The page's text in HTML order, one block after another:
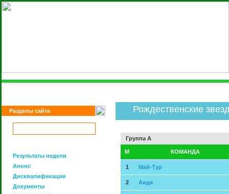
Разделы сайта
Результаты недели
Анонс
Дисквалификации
Документы
Рождественские
Группа A
M КОМАНДА
1 Май-Тур
2 Аида